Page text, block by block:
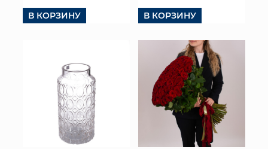
В КОРЗИНУ В КОРЗИНУ